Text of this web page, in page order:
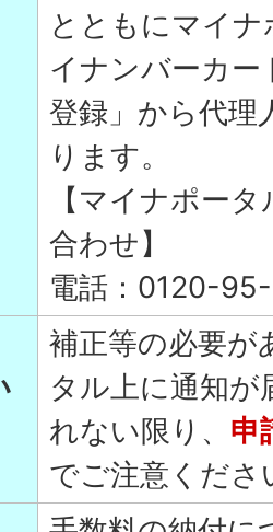
とともにマイ
イナンバーカー
登録」から代理
ります。
【マイナポー
合わせ】
電話：0120-
補正等の必要が
タル上に通知が
れない限り、 申
でご注意くださ